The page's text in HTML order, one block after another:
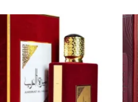
Ajouter
à la liste
d’envies